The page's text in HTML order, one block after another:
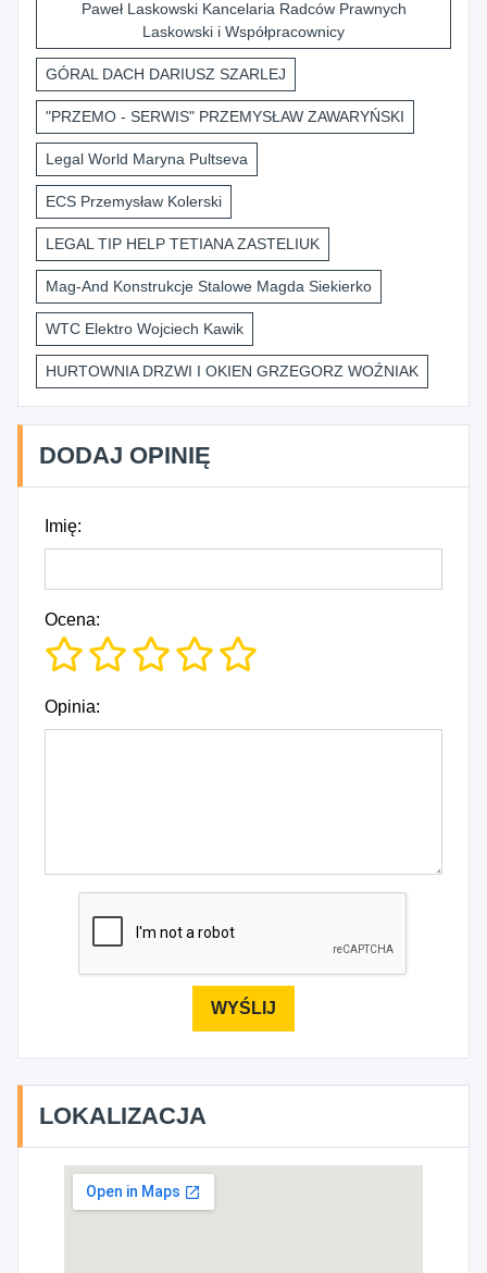
Paweł Laskowski Kancelaria Radców Prawnych
Laskowski i Współpracownicy
GÓRAL DACH DARIUSZ SZARLEJ
"PRZEMO - SERWIS" PRZEMYSŁAW ZAWARYŃSKI
Legal World Maryna Pultseva
ECS Przemysław Kolerski
LEGAL TIP HELP TETIANA ZASTELIUK
Mag-And Konstrukcje Stalowe Magda Siekierko
WTC Elektro Wojciech Kawik
HURTOWNIA DRZWI I OKIEN GRZEGORZ WOŹNIAK
DODAJ OPINIĘ
Imię:
Ocena:
Opinia:
LOKALIZACJA